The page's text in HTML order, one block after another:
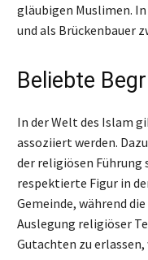
gläubigen Muslimen.
und als Brückenbauer
Beliebte
In der Welt des Islam
assoziiert werden.
der religiösen Führung
respektierte Figur in
Gemeinde, während
Auslegung religiöser
Gutachten zu